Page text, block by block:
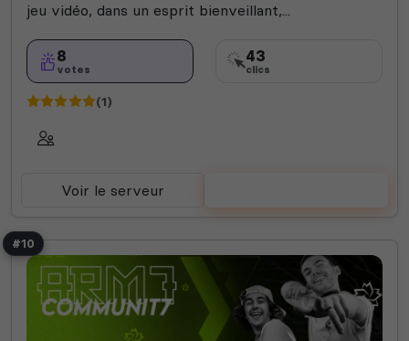
jeu vidéo, dans un esprit bienveillant,...
8
votes
43
clics
(1)
Voir le serveur
#10